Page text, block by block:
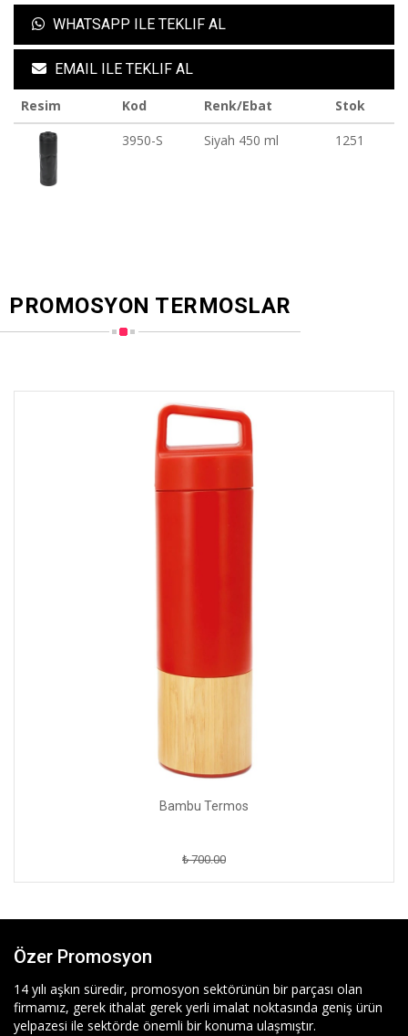
WHATSAPP ILE TEKLIF AL
EMAIL ILE TEKLIF AL
Resim Kod Renk/Ebat
Stok
3950-S
Siyah 450 ml 1251
PROMOSYON TERMOSLAR
Bambu Termos
₺ 700.00
Özer Promosyon
14 yılı aşkın süredir, promosyon sektörünün bir parçası olan
firmamız, gerek ithalat gerek yerli imalat noktasında geniş ürün
yelpazesi ile sektörde önemli bir konuma ulaşmıştır.